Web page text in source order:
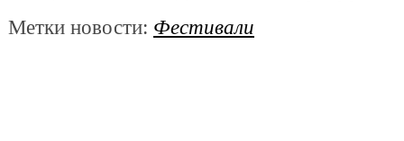
Метки новости: Фестивали